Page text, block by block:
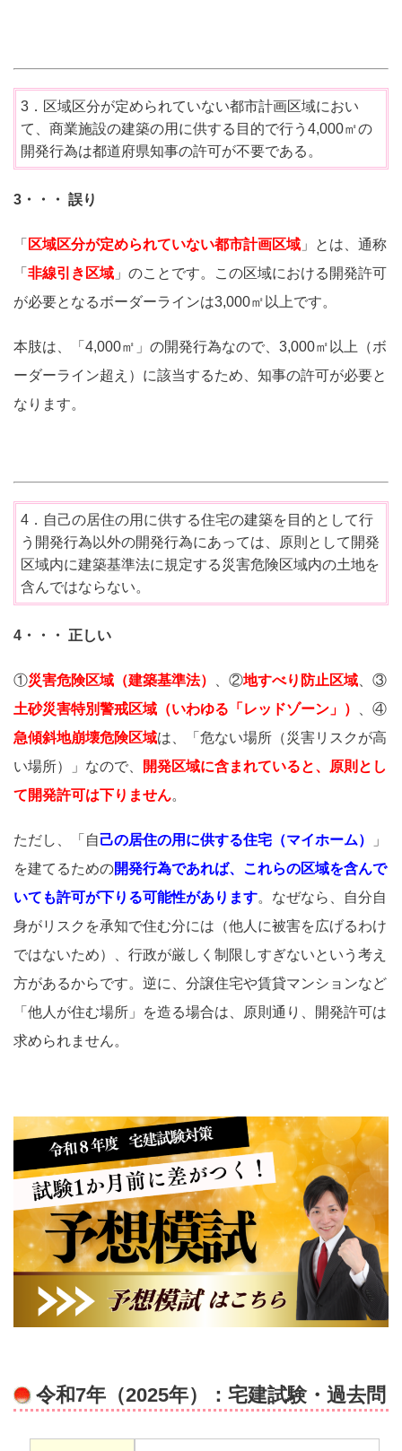
3．区域区分が定められていない都市計画区域におい
て、商業施設の建築の用に供する目的で行う4,000㎡の
開発行為は都道府県知事の許可が不要である。
3・・・ 誤り
「 区域区分が定められていない都市計画区域 」とは、通称
「 非線引き区域 」のことです。この区域における開発許可
が必要となるボーダーラインは3,000㎡以上です。
本肢は、「4,000㎡」の開発行為なので、3,000㎡以上（ボ
ーダーライン超え）に該当するため、知事の許可が必要と
なります。
4．自己の居住の用に供する住宅の建築を目的として行
う開発行為以外の開発行為にあっては、原則として開発
区域内に建築基準法に規定する災害危険区域内の土地を
含んではならない。
4・・・ 正しい
①災害危険区域（建築基準法） 、②地すべり防止区域 、③
土砂災害特別警戒区域（いわゆる「レッドゾーン」）
、④
急傾斜地崩壊危険区域は、「危ない場所（災害リスクが高
い場所）」なので、
開発区域に含まれていると、原則とし
て開発許可は下りません。
ただし、「自己の居住の用に供する住宅（マイホーム）
」
を建てるための開発行為であれば、これらの区域を含んで
いても許可が下りる可能性があります。なぜなら、自分自
身がリスクを承知で住む分には（他人に被害を広げるわけ
ではないため）、行政が厳しく制限しすぎないという考え
方があるからです。逆に、分譲住宅や賃貸マンションなど
「他人が住む場所」を造る場合は、原則通り、開発許可は
求められません。
令和7年（2025年）：宅建試験・過去問